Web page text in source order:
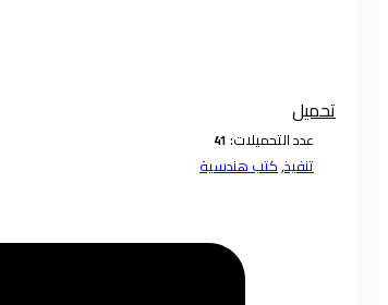
تحميل
عدد التحميلات:
تنفيذ,كتب هندسية